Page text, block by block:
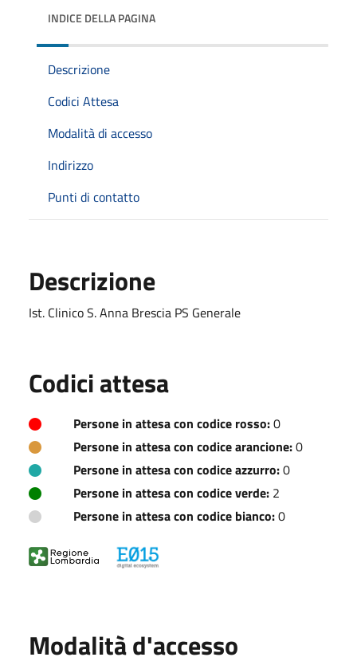
INDICE DELLA PAGINA
Descrizione
Codici Attesa
Modalità di accesso
Indirizzo
Punti di contatto
Descrizione
Ist. Clinico S. Anna Brescia PS Generale
Codici attesa
Persone in attesa con codice rosso:0
Persone in attesa con codice arancione:0
Persone in attesa con codice azzurro:0
Persone in attesa con codice verde: 2
Persone in attesa con codice bianco:0
Modalità d'accesso